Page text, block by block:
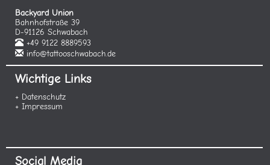
Backyard Union
Bahnhofstraße 39
D-91126 Schwabach
+49 9122 8889593
info@tattooschwabach.de
Wichtige Links
+ Datenschutz
+ Impressum
Social Media